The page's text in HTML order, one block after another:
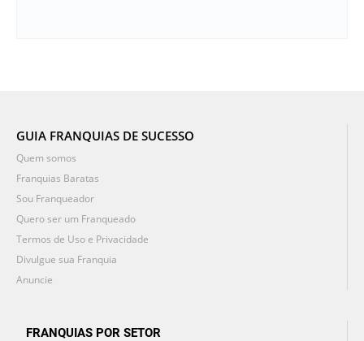
GUIA FRANQUIAS DE SUCESSO
Quem somos
Franquias Baratas
Sou Franqueador
Quero ser um Franqueado
Termos de Uso e Privacidade
Divulgue sua Franquia
Anuncie
FRANQUIAS POR SETOR